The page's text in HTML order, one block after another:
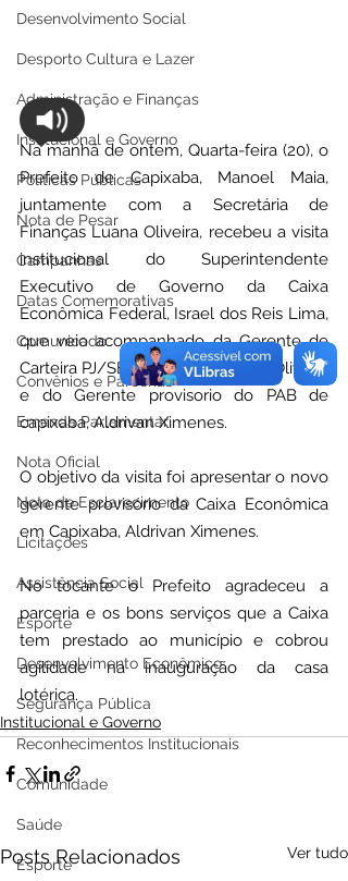
Desenvolvimento Social
Desporto Cultura e Lazer
Administração e Finanças
Institucional e Governo
Políticas Públicas
Nota de Pesar
Campanhas
Datas Comemorativas
Comunicado
Convênios e Parcerias
Emenda Parlamentar
Nota Oficial
Nota de Esclarecimento
Licitações
Assistência Social
Esporte
Desenvolvimento Econômico
Segurança Pública
Reconhecimentos Institucionais
Comunidade
Saúde
Esporte
Na manhã de ontem, Quarta-feira (20), o
Prefeito de Capixaba, Manoel Maia,
juntamente com a Secretária de
Finanças Luana Oliveira, recebeu a visita
institucional do Superintendente
Executivo de Governo da Caixa
Econômica Federal, Israel dos Reis Lima,
que veio acompanhado da Gerente de
Carteira PJ/SEG Acre, Mara Rubia Oliveira
e do Gerente provisorio do PAB de
capixaba, Aldrivan Ximenes.
O objetivo da visita foi apresentar o novo
gerente provisório da Caixa Econômica
em Capixaba, Aldrivan Ximenes.
No tocante o Prefeito agradeceu a
parceria e os bons serviços que a Caixa
tem prestado ao município e cobrou
agilidade na inauguração da casa
lotérica.
Institucional e Governo
Posts Relacionados Ver tudo